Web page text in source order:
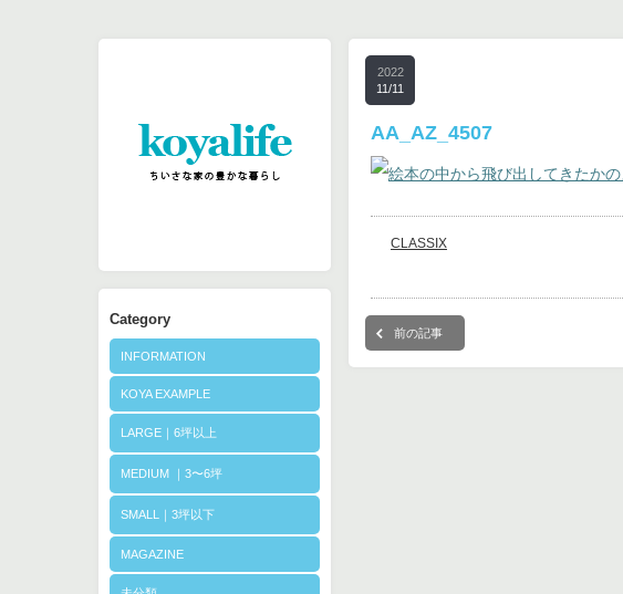
Category
INFORMATION
KOYA EXAMPLE
LARGE｜6坪以上
MEDIUM ｜3〜6坪
SMALL｜3坪以下
MAGAZINE
2022
11/11
AA_AZ_4507
CLASSIX
前の記事